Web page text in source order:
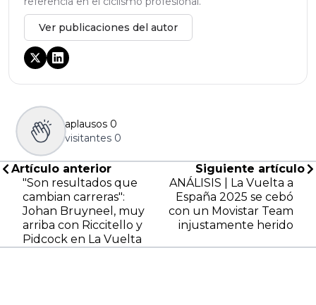
Ver publicaciones del autor
aplausos 0
visitantes 0
Artículo anterior
"Son resultados que
cambian carreras":
Johan Bruyneel, muy
arriba con Riccitello y
Pidcock en La Vuelta
Siguiente artículo
ANÁLISIS | La Vuelta a
España 2025 se cebó
con un Movistar Team
injustamente herido